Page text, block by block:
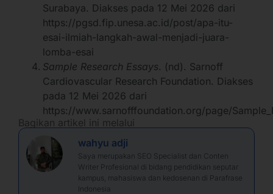
Surabaya. Diakses pada 12 Mei 2026 dari
https://pgsd.fip.unesa.ac.id/post/apa-itu-
esai-ilmiah-langkah-awal-menjadi-juara-
lomba-esai
Sample Research Essays. (nd). Sarnoff
Cardiovascular Research Foundation. Diakses
pada 12 Mei 2026 dari
https://www.sarnofffoundation.org/page/
Bagikan artikel ini melalui
wahyu adji
Saya merupakan SEO Specialist dan Conten
Writer Profesional di bidang pendidikan seputar
kampus, mahasiswa dan kedosenan di Parafrase
Indonesia